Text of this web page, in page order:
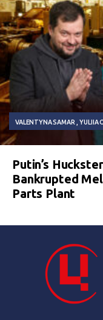
VALENTYNA SAMAR YULIIA
Putin’s
Bankrupted
Parts Plant